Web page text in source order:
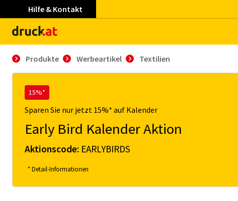
Hilfe & Kontakt
Produkte Werbeartikel Textilien
15%*
Sparen Sie nur jetzt 15%* auf Kalender
Early Bird Kalender Aktion
Aktionscode: EARLYBIRDS
* Detail-Informationen